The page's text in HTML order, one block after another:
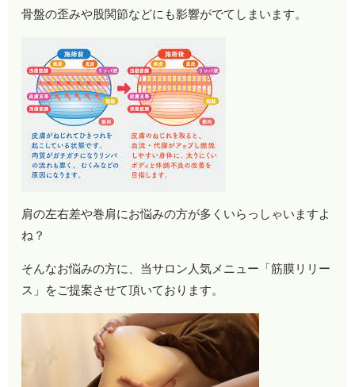
骨盤の歪みや股関節などにも影響がでてしまいます。
肩の左右差や巻肩にお悩みの方が多くいらっしゃいますよ
ね？
そんなお悩みの方に、当サロン人気メニュー「筋膜リリー
ス」をご提案させて頂いております。